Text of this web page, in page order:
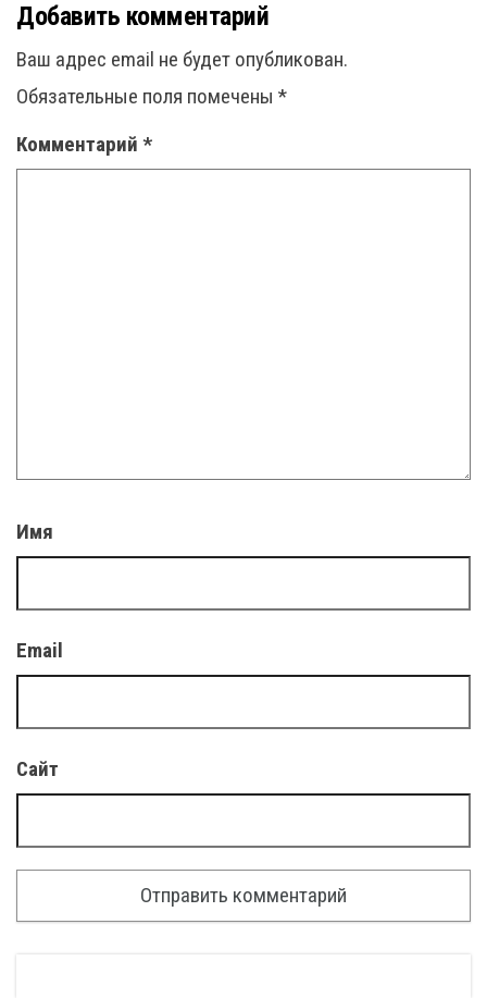
Добавить комментарий
Ваш адрес email не будет опубликован.
Обязательные поля помечены *
Комментарий *
Имя
Email
Сайт